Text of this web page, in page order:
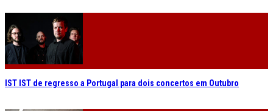
IST IST de regresso a Portugal para dois concertos em Outubro